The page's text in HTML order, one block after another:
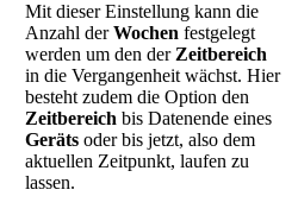
Mit dieser Einstellung kann die
Anzahl derWochen festgelegt
werden um den derZeitbereich
in die Vergangenheit wächst. Hier
besteht zudem die Option den
Zeitbereich bis Datenende eines
Geräts oder bis jetzt, also dem
aktuellen Zeitpunkt, laufen zu
lassen.